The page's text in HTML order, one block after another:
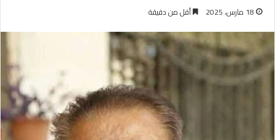
18 مارس، 2025 أقل من دقيقة